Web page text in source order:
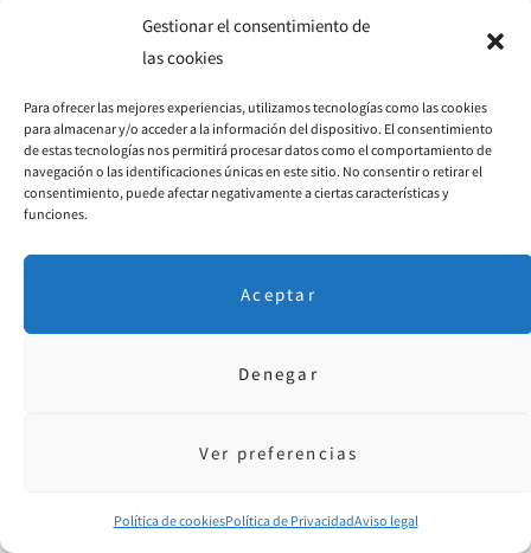
Gestionar el consentimiento de
las cookies
Para ofrecer las mejores experiencias, utilizamos tecnologías como las cookies
para almacenar y/o acceder a la información del dispositivo. El consentimiento
de estas tecnologías nos permitirá procesar datos como el comportamiento de
navegación o las identificaciones únicas en este sitio. No consentir o retirar el
consentimiento, puede afectar negativamente a ciertas características y
funciones.
Aceptar
Denegar
Ver preferencias
Política de cookiesPolítica de PrivacidadAviso legal
AMPARO MILLÁN
COMENTARIO DE LA AUTORA
RESPONDE
Hola Claudia,
En tu caso, si reconoces sin problema tu lado oscuro, te
toca dar el siguiente paso: INDAGAR en esos
permanente… Estos sentimientos tienen que servirnos
de gasolina para mejorar como personas.
Pero sí, tienes razón en que cuando estás mal no ayuda